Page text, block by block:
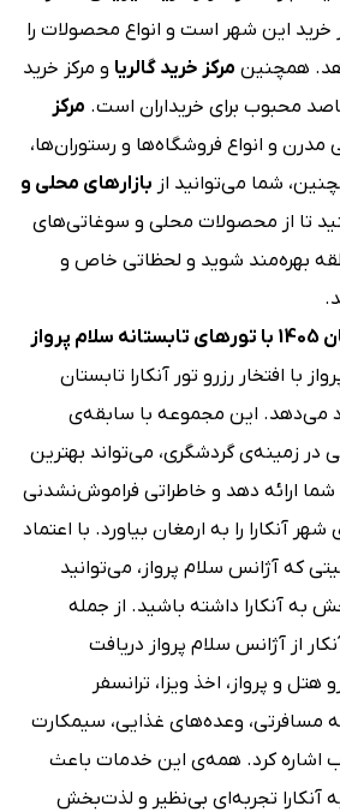
خرید این شهر است و انواع محصولات را
همچنین مرکز خرید گالریا و مرکز خرید
مقاصد محبوب برای خریداران است. مرکز
مدرن و انواع فروشگاه‌ها و رستوران‌ها،
شما می‌توانید از بازارهای محلی و
تا از محصولات محلی و سوغاتی‌های
بهره‌مند شوید و لحظاتی خاص و
با افتخار رزرو تور آنکارا تابستان
می‌دهد. این مجموعه با سابقه‌ی
در زمینه‌ی گردشگری، می‌تواند بهترین
شما ارائه دهد و خاطراتی فراموش‌نشدنی
آنکارا را به ارمغان بیاورد. با اعتماد
که آژانس سلام پرواز، می‌توانید
آنکارا داشته باشید. از جمله
از آژانس سلام پرواز دریافت
و پرواز، اخذ ویزا، ترانسفر
مسافرتی، وعده‌های غذایی، سیمکارت
کرد. همه‌ی این خدمات باعث
تجربه‌ای بی‌نظیر و لذت‌بخش